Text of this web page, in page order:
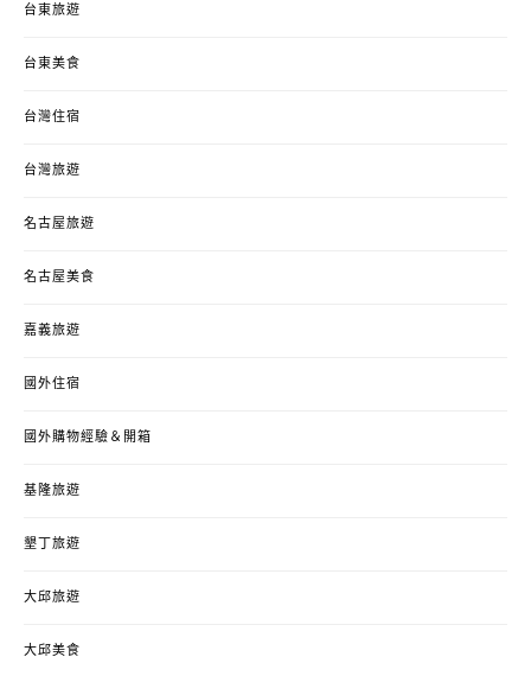
台東旅遊
台東美食
台灣住宿
台灣旅遊
名古屋旅遊
名古屋美食
嘉義旅遊
國外住宿
國外購物經驗＆開箱
基隆旅遊
墾丁旅遊
大邱旅遊
大邱美食